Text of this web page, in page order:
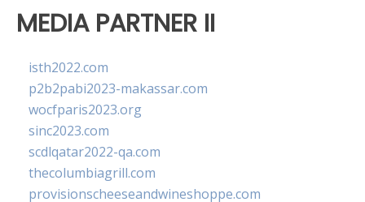
MEDIA PARTNER II
isth2022.com
p2b2pabi2023-makassar.com
wocfparis2023.org
sinc2023.com
scdlqatar2022-qa.com
thecolumbiagrill.com
provisionscheeseandwineshoppe.com